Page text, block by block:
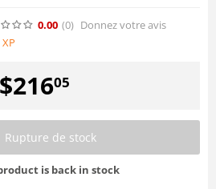
0.00 (0) Donnez votre avis
XP
$21605
Rupture de stock
is back in stock